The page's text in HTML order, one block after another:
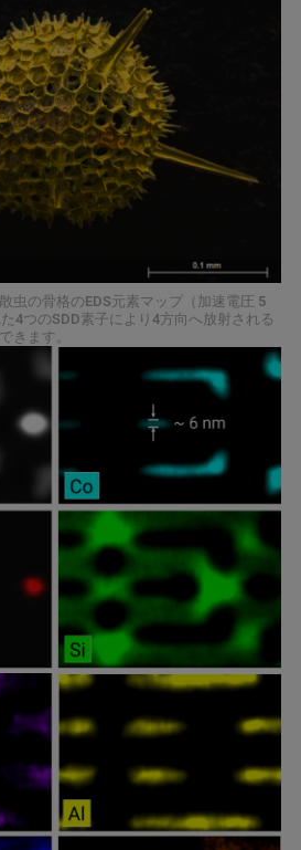
虫の骨格のEDS元素マップ（加速電圧 5
4つのSDD素子により4方向へ放射される
きます。